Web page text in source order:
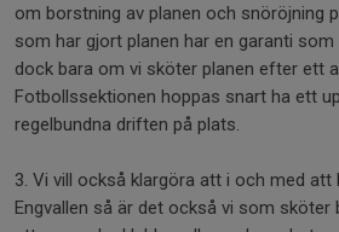
om borstning av planen och snöröjning
som har gjort planen har en garanti som
dock bara om vi sköter planen efter ett
Fotbollssektionen hoppas snart ha ett
regelbundna driften på plats.
3. Vi vill också klargöra att i och med
Engvallen så är det också vi som sköter